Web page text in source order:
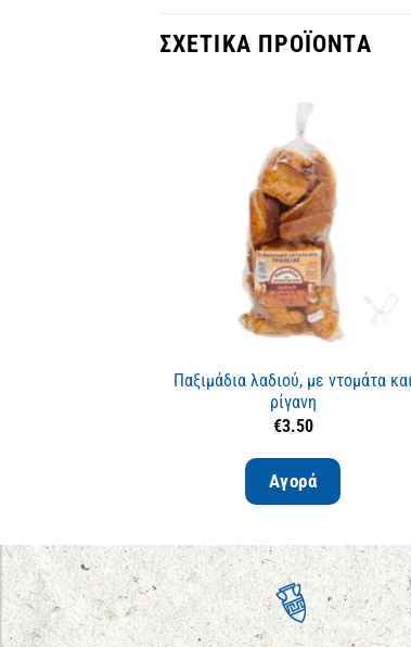
ΣΧΕΤΙΚΆ ΠΡΟΪΌΝΤΑ
Παξιμάδια λαδιού, με ντομάτα και
ρίγανη
€3.50
Αγορά